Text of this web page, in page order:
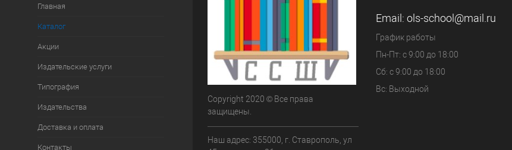
Главная
Каталог
Акции
Издательские услуги
Типография
Издательства
Доставка и оплата
Контакты
Copyright 2020 © Все права
защищены.
Наш адрес: 355000, г. Ставрополь, ул
Email: ols-school@mail.ru
График работы
Пн-Пт: с 9:00 до 18:00
Сб: с 9:00 до 18:00
Вс: Выходной